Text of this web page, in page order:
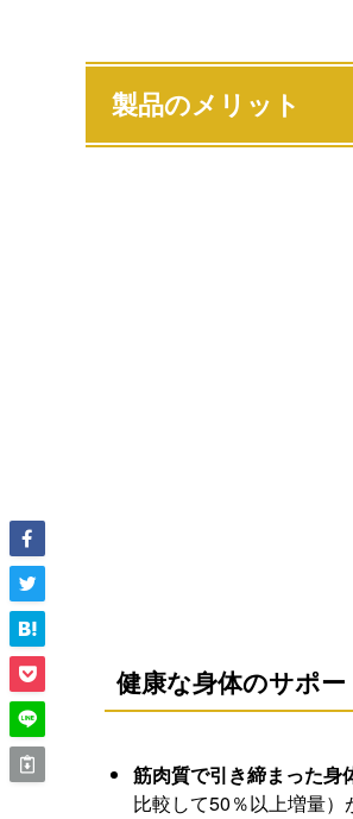
製品のメリット
健康な身体のサポー
筋肉質で引き締まった身
比較して50％以上増量）